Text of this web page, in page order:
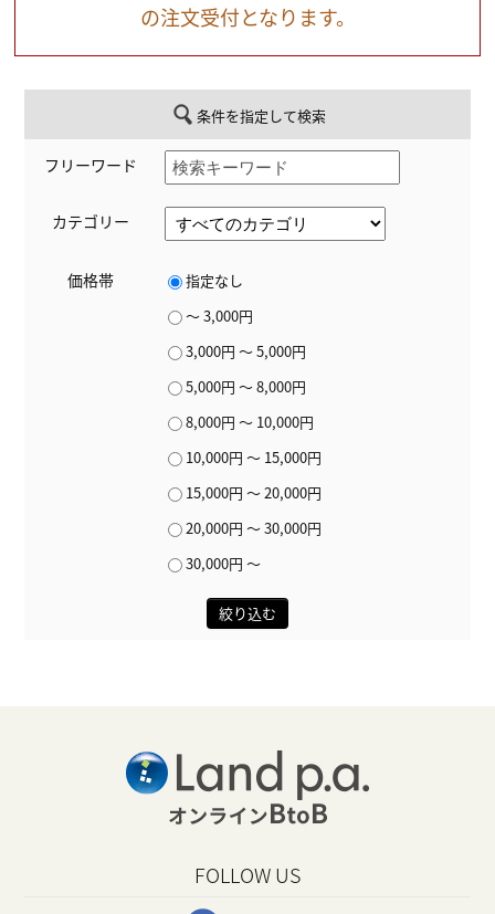
の注文受付となります。
条件を指定して検索
フリーワード
カテゴリー
価格帯
指定なし
～ 3,000円
3,000円 ～ 5,000円
5,000円 ～ 8,000円
8,000円 ～ 10,000円
10,000円 ～ 15,000円
15,000円 ～ 20,000円
20,000円 ～ 30,000円
30,000円 ～
絞り込む
FOLLOW US